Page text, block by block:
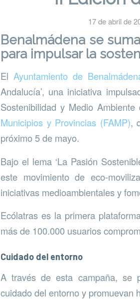
17 de abril de
Benalmádena se
para impulsar la
ElAyuntamiento de
Andalucía’, una iniciativa
Sostenibilidad y Medio
Municipios y Provincias (FAMP),
próximo 5 de mayo.
Bajo el lema ‘La Pasión
este movimiento de eco-
iniciativas medioambientales y
Ecólatras es la primera
más de 100.000 usuarios
Cuidado del entorno
A través de esta campaña, se
cuidado del entorno y promuevan